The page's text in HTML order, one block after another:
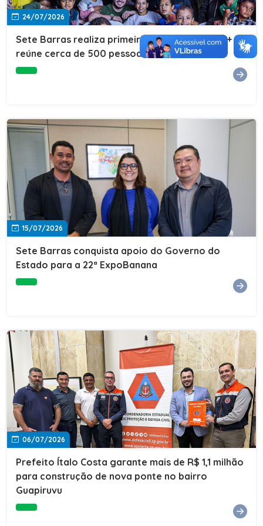
24/07/2026
Sete Barras realiza primeira edição do Cuidar+ e
reúne cerca de 500 pessoas na Vila São João
15/07/2026
Sete Barras conquista apoio do Governo do
Estado para a 22ª ExpoBanana
06/07/2026
Prefeito Ítalo Costa garante mais de R$ 1,1 milhão
para construção de nova ponte no bairro
Guapiruvu